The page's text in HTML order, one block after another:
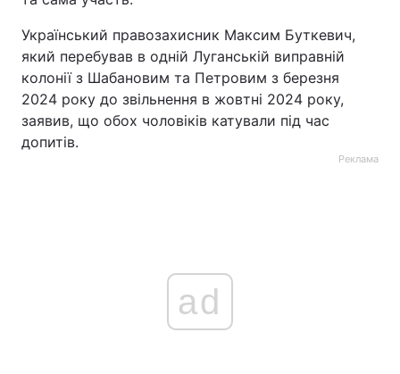
Український правозахисник Максим Буткевич,
який перебував в одній Луганській виправній
колонії з Шабановим та Петровим з березня
2024 року до звільнення в жовтні 2024 року,
заявив, що обох чоловіків катували під час
допитів.
Реклама
ad